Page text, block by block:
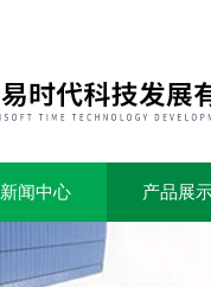
新闻中心 产品展